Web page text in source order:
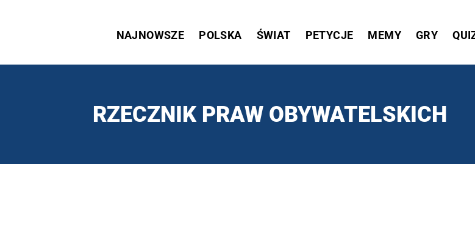
NAJNOWSZE POLSKA ŚWIAT PETYCJE MEMY GRY
RZECZNIK PRAW OBYWATELSKICH